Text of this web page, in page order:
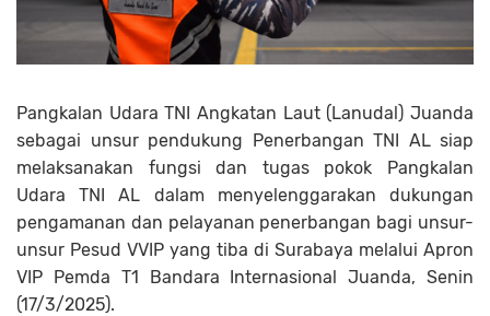
Pangkalan Udara TNI Angkatan Laut (Lanudal) Juanda
sebagai unsur pendukung Penerbangan TNI AL siap
melaksanakan fungsi dan tugas pokok Pangkalan
Udara TNI AL dalam menyelenggarakan dukungan
pengamanan dan pelayanan penerbangan bagi unsur-
unsur Pesud VVIP yang tiba di Surabaya melalui Apron
VIP Pemda T1 Bandara Internasional Juanda, Senin
(17/3/2025).